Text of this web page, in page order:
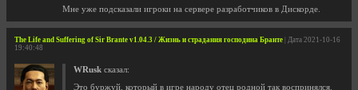
Мне уже подсказали игроки на сервере разработчиков в Дискорде.
The Life and Suffering of Sir Brante v1.04.3 / Жизнь и страдания господина Бранте | Дата 2021-10-16
19:40:48
WRusk сказал:
Это буржуй, который в игре народу отец родной так воспринялся.